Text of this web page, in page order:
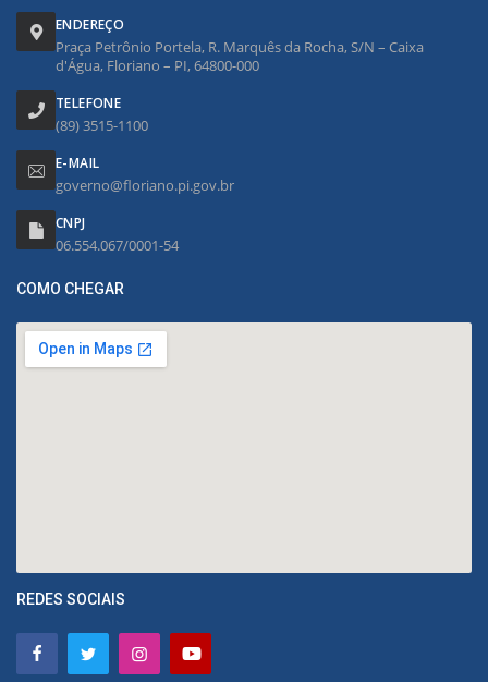
ENDEREÇO
Praça Petrônio Portela, R. Marquês da Rocha, S/N – Caixa
d'Água, Floriano – PI, 64800-000
TELEFONE
(89) 3515-1100
E-MAIL
governo@floriano.pi.gov.br
CNPJ
06.554.067/0001-54
COMO CHEGAR
REDES SOCIAIS